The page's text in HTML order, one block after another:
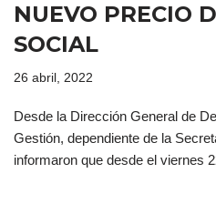
NUEVO PRECIO
SOCIAL
26 abril, 2022
Desde la Dirección General de
Gestión, dependiente de la
informaron que desde el viernes